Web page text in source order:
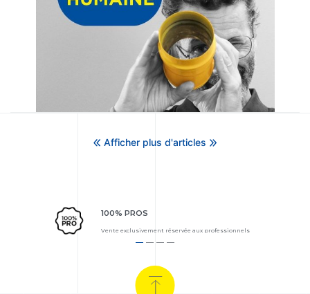
Afficher plus d'articles
100% PROS
Vente exclusivement réservée aux professionnels